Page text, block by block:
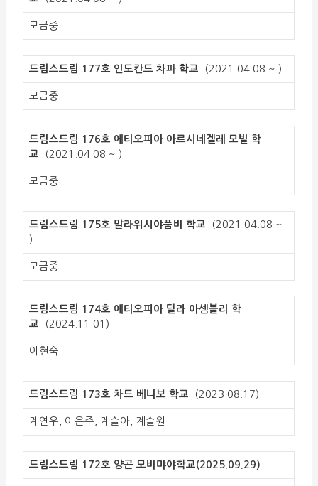
모금중
드림스드림 177호 인도칸드 차파 학교 (2021.04.08 ~ )
모금중
드림스드림 176호 에티오피아 아르시네겔레 모빌 학
교
(2021.04.08 ~ )
모금중
드림스드림 175호 말라위시야품비 학교
(2021.04.08 ~
)
모금중
드림스드림 174호 에티오피아 딜라 아셈블리 학
교
(2024.11.01)
이현숙
드림스드림 173호 차드 베니보 학교 (2023.08.17)
계연우, 이은주, 계슬아, 계슬원
드림스드림 172호 양곤 모비먀야학교(2025.09.29)